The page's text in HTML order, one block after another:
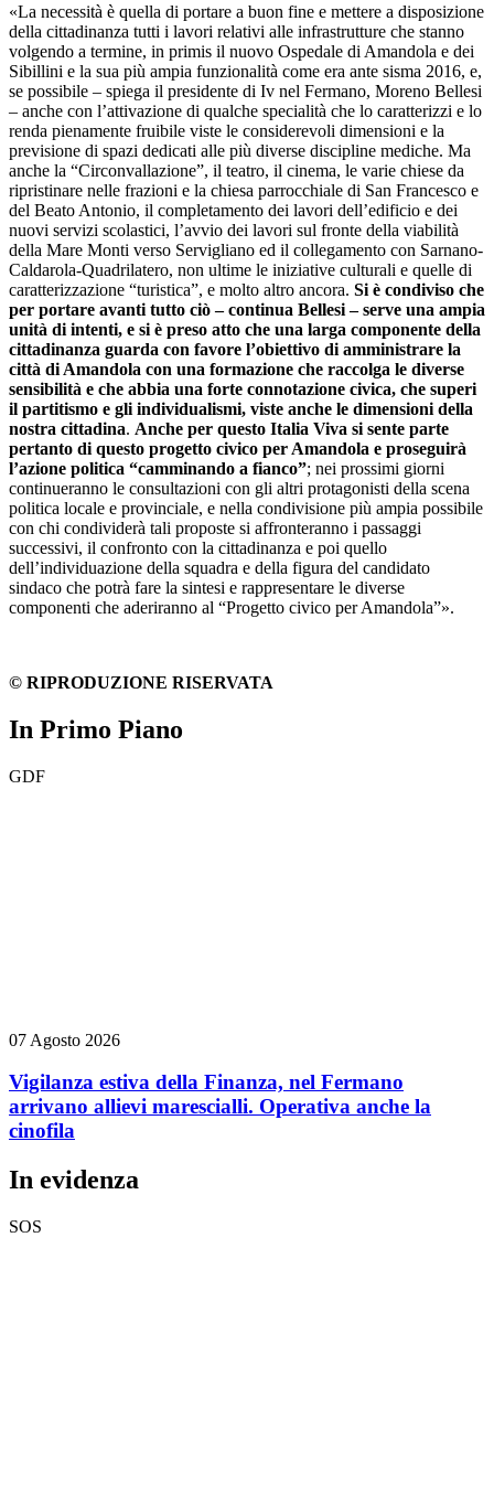
«La necessità è quella di portare a buon fine e mettere a disposizione
della cittadinanza tutti i lavori relativi alle infrastrutture che stanno
volgendo a termine, in primis il nuovo Ospedale di Amandola e dei
Sibillini e la sua più ampia funzionalità come era ante sisma 2016, e,
se possibile – spiega il presidente di Iv nel Fermano, Moreno Bellesi
– anche con l’attivazione di qualche specialità che lo caratterizzi e lo
renda pienamente fruibile viste le considerevoli dimensioni e la
previsione di spazi dedicati alle più diverse discipline mediche. Ma
anche la “Circonvallazione”, il teatro, il cinema, le varie chiese da
ripristinare nelle frazioni e la chiesa parrocchiale di San Francesco e
del Beato Antonio, il completamento dei lavori dell’edificio e dei
nuovi servizi scolastici, l’avvio dei lavori sul fronte della viabilità
della Mare Monti verso Servigliano ed il collegamento con Sarnano-
Caldarola-Quadrilatero, non ultime le iniziative culturali e quelle di
caratterizzazione “turistica”, e molto altro ancora. Si è condiviso che
per portare avanti tutto ciò – continua Bellesi – serve una ampia
unità di intenti, e si è preso atto che una larga componente della
cittadinanza guarda con favore l’obiettivo di amministrare la
città di Amandola con una formazione che raccolga le diverse
sensibilità e che abbia una forte connotazione civica, che superi
il partitismo e gli individualismi, viste anche le dimensioni della
nostra cittadina. Anche per questo Italia Viva si sente parte
pertanto di questo progetto civico per Amandola e proseguirà
l’azione politica “camminando a fianco”; nei prossimi giorni
continueranno le consultazioni con gli altri protagonisti della scena
politica locale e provinciale, e nella condivisione più ampia possibile
con chi condividerà tali proposte si affronteranno i passaggi
successivi, il confronto con la cittadinanza e poi quello
dell’individuazione della squadra e della figura del candidato
sindaco che potrà fare la sintesi e rappresentare le diverse
componenti che aderiranno al “Progetto civico per Amandola”».
© RIPRODUZIONE RISERVATA
In Primo Piano
GDF
07 Agosto 2026
Vigilanza estiva della Finanza, nel Fermano
arrivano allievi marescialli. Operativa anche la
cinofila
In evidenza
SOS